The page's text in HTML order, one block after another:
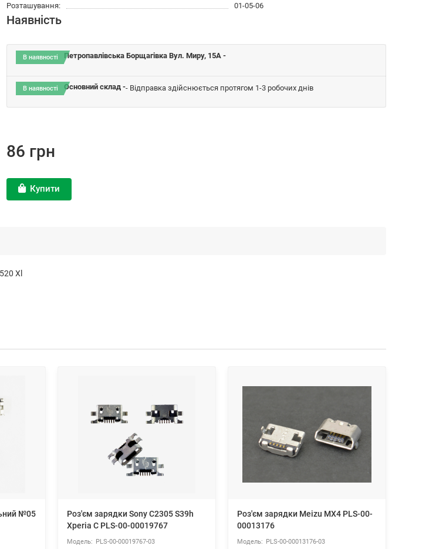
Розташування:
01-05-06
Наявність
Петропавлівська Борщагівка Вул. Миру, 15A -
В наявності
Основний склад -
В наявності - Відправка здійснюється протягом 1-3 робочих днів
86 грн
Купити
Xl
№05
Роз'єм зарядки Sony C2305 S39h
Xperia C PLS-00-00019767
PLS-00-00019767-03
Роз'єм зарядки Meizu MX4 PLS-00-
00013176
PLS-00-00013176-03